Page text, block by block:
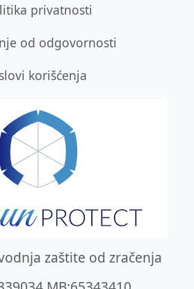
privatnosti
od odgovornosti
korišćenja
zaštite od zračenja